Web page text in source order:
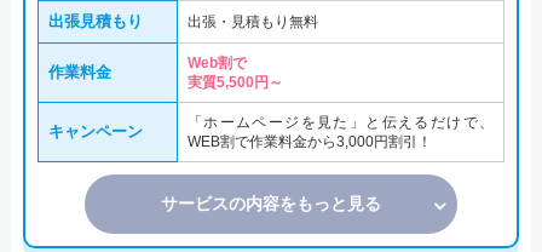
出張見積もり 出張・見積もり無料
作業料金
Web割で
実質5,500円～
キャンペーン
「ホームページを見た」と伝えるだけで、
WEB割で作業料金から3,000円割引！
サービスの内容をもっと見る